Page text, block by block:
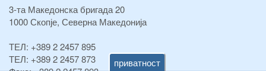
приватност
3-та Македонска бригада 20
1000 Скопје, Северна Македонија
ТЕЛ: +389 2 2457 895
ТЕЛ: +389 2 2457 873